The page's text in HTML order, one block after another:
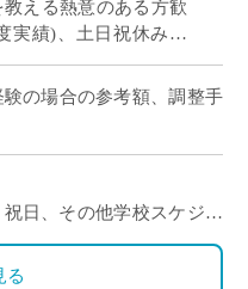
教える熱意のある方歓
実績)、土日祝休みの
力し […]
の場合の参考額、調整手
年度のみ1.5ヶ月分)
、部活手当など
日、その他学校スケジュ
る